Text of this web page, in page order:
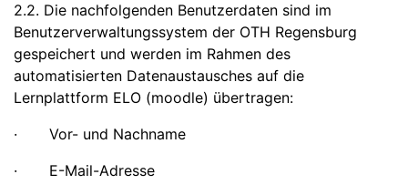
2.2. Die nachfolgenden Benutzerdaten sind im
Benutzerverwaltungssystem der OTH Regensburg
gespeichert und werden im Rahmen des
automatisierten Datenaustausches auf die
Lernplattform ELO (moodle) übertragen:
· Vor- und Nachname
· E-Mail-Adresse